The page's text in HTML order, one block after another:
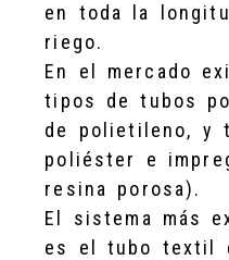
en toda la
riego.
En el mercado
tipos de tubos
de polietileno, y
poliéster e
resina porosa).
El sistema más
es el tubo textil